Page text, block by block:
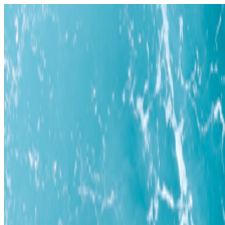
KINDAI BIG BLUE
近畿大学体育会アメリカンフットボー